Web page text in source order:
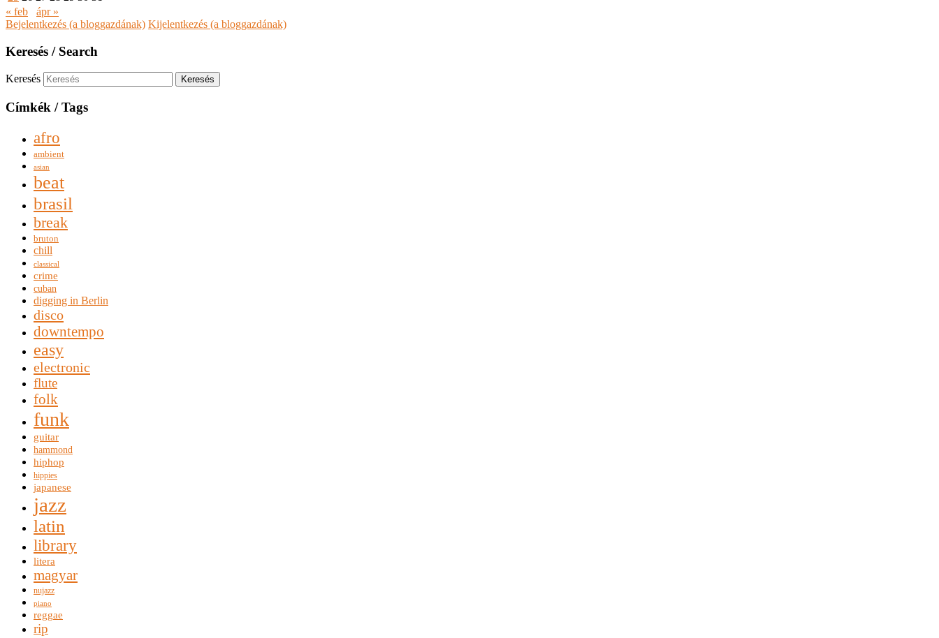
« feb
ápr »
Bejelentkezés (a bloggazdának) Kijelentkezés (a bloggazdának)
Keresés / Search
Keresés
Címkék / Tags
afro
ambient
asian
beat
brasil
break
bruton
chill
classical
crime
cuban
digging in Berlin
disco
downtempo
easy
electronic
flute
folk
funk
guitar
hammond
hiphop
hippies
japanese
jazz
latin
library
litera
magyar
nujazz
piano
reggae
rip